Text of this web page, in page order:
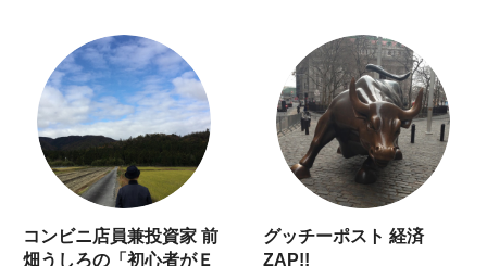
コンビニ店員兼投資家 前
畑うしろの「初心者がＥ
グッチーポスト 経済
ZAP!!